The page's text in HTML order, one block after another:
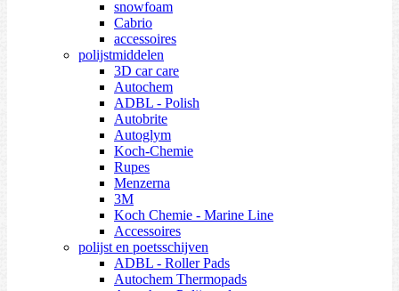
snowfoam
Cabrio
accessoires
polijstmiddelen
3D car care
Autochem
ADBL - Polish
Autobrite
Autoglym
Koch-Chemie
Rupes
Menzerna
3M
Koch Chemie - Marine Line
Accessoires
polijst en poetsschijven
ADBL - Roller Pads
Autochem Thermopads